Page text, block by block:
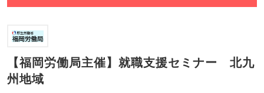
【福岡労働局主催】就職支援セミナー 北九
州地域